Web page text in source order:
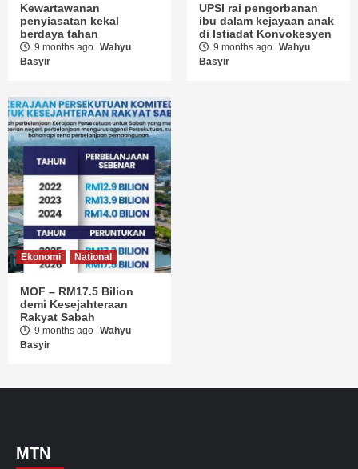
Kewartawanan
penyiasatan kekal
berdaya tahan
9 months ago Wahyu
Basyir
UPSI rai pengorbanan
ibu dalam kejayaan anak
di Istiadat Konvokesyen
9 months ago Wahyu
Basyir
Ekonomi National
MOF – RM17.5 Bilion
demi Kesejahteraan
Rakyat Sabah
9 months ago Wahyu
Basyir
MTN